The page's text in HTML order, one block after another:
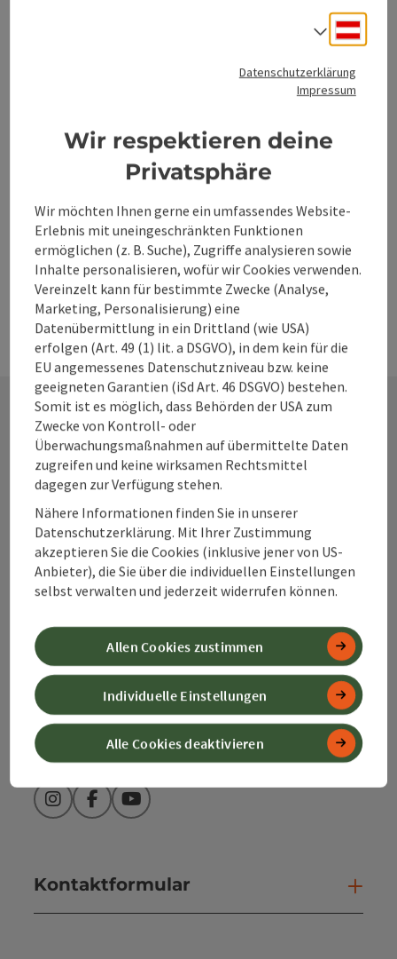
Entdecke die schönsten Plätze rund um Windischgarsten
mit dem gemütlichen Bummelzug und lass dich von der
Einheimischen und erhältst spannende Einblicke in die
Region Pyhrn-Priel.
Nächster Termin
10.August2026 ,10:30
Seite zurück 1 … 32
Kontakt
Alpenland Tourismus GmbH
Bahnhofstraße 2
4580 Windischgarsten
+43 50 360 360 360
info@360alpenland.com
InstagramFacebookYouTube
Kontaktformular
Datenschutzerklärung
Impressum
Wir respektieren deine
Privatsphäre
Wir möchten Ihnen gerne ein umfassendes Website-
Erlebnis mit uneingeschränkten Funktionen
ermöglichen (z. B. Suche), Zugriffe analysieren sowie
Inhalte personalisieren, wofür wir Cookies verwenden.
Vereinzelt kann für bestimmte Zwecke (Analyse,
Marketing, Personalisierung) eine
Datenübermittlung in ein Drittland (wie USA)
erfolgen (Art. 49 (1) lit. a DSGVO), in dem kein für die
EU angemessenes Datenschutzniveau bzw. keine
geeigneten Garantien (iSd Art. 46 DSGVO) bestehen.
Somit ist es möglich, dass Behörden der USA zum
Zwecke von Kontroll- oder
Überwachungsmaßnahmen auf übermittelte Daten
zugreifen und keine wirksamen Rechtsmittel
dagegen zur Verfügung stehen.
Nähere Informationen finden Sie in unserer
Datenschutzerklärung. Mit Ihrer Zustimmung
akzeptieren Sie die Cookies (inklusive jener von US-
Anbieter), die Sie über die individuellen Einstellungen
selbst verwalten und jederzeit widerrufen können.
Alle Cookies deaktivieren
Individuelle Einstellungen
Allen Cookies zustimmen